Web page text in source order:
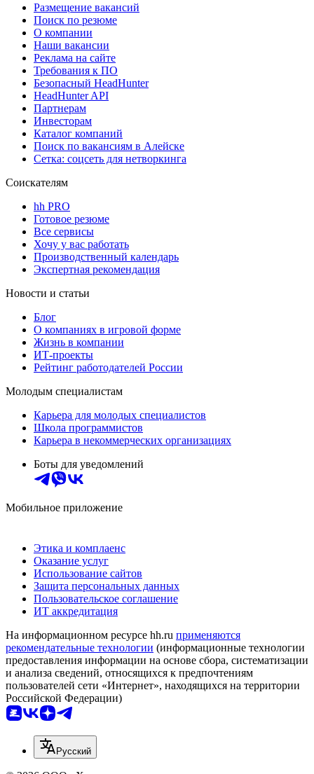
Размещение вакансий
Поиск по резюме
О компании
Наши вакансии
Реклама на сайте
Требования к ПО
Безопасный HeadHunter
HeadHunter API
Партнерам
Инвесторам
Каталог компаний
Поиск по вакансиям в Алейске
Сетка: соцсеть для нетворкинга
Соискателям
hh PRO
Готовое резюме
Все сервисы
Хочу у вас работать
Производственный календарь
Экспертная рекомендация
Новости и статьи
Блог
О компаниях в игровой форме
Жизнь в компании
ИТ-проекты
Рейтинг работодателей России
Молодым специалистам
Карьера для молодых специалистов
Школа программистов
Карьера в некоммерческих организациях
Боты для уведомлений
Мобильное приложение
Этика и комплаенс
Оказание услуг
Использование сайтов
Защита персональных данных
Пользовательское соглашение
ИТ аккредитация
На информационном ресурсе hh.ru применяются
рекомендательные технологии (информационные технологии
предоставления информации на основе сбора, систематизации
и анализа сведений, относящихся к предпочтениям
пользователей сети «Интернет», находящихся на территории
Российской Федерации)
Русский